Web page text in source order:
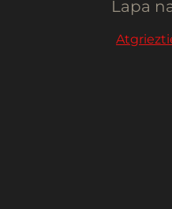
Lapa